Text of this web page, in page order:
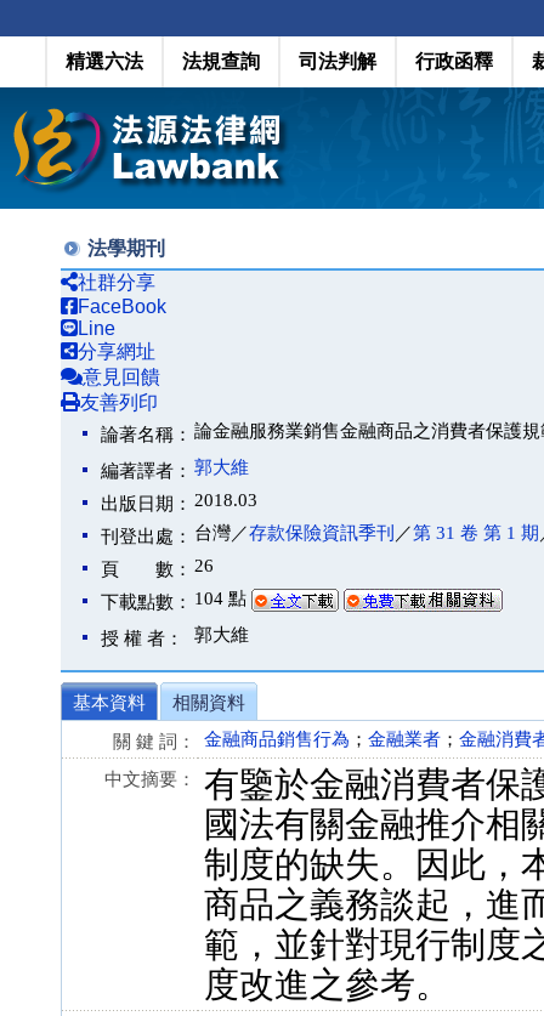
精選六法 法規查詢 司法判解 行政函釋
法學期刊
社群分享
FaceBook
Line
分享網址
意見回饋
友善列印
論著名稱： 論金融服務業銷售金融商品之消費者保護
編著譯者： 郭大維
出版日期： 2018.03
刊登出處： 台灣／存款保險資訊季刊 ／第 31 卷 第 1 期
頁 數： 26
下載點數： 104 點
授 權 者： 郭大維
基本資料
相關資料
關 鍵 詞：
金融商品銷售行為 ； 金融業者 ； 金融消費
中文摘要：
有鑒於金融消費者保
國法有關金融推介相
制度的缺失。因此，
商品之義務談起，進
範，並針對現行制度
度改進之參考。